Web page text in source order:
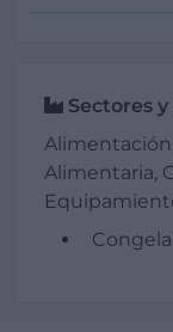
Sectores
Alimentación
Alimentaria,